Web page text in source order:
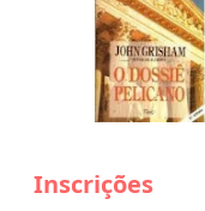
Inscrições